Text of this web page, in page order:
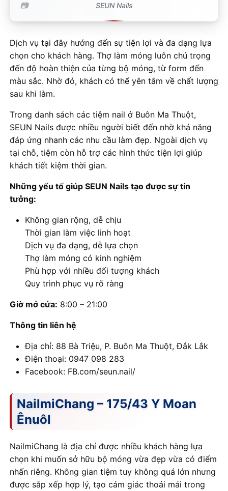
SEUN Nails
Dịch vụ tại đây hướng đến sự tiện lợi và đa dạng lựa
chọn cho khách hàng. Thợ làm móng luôn chú trọng
đến độ hoàn thiện của từng bộ móng, từ form đến
màu sắc. Nhờ đó, khách có thể yên tâm về chất lượng
sau khi làm.
Trong danh sách các tiệm nail ở Buôn Ma Thuột,
SEUN Nails được nhiều người biết đến nhờ khả năng
đáp ứng nhanh các nhu cầu làm đẹp. Ngoài dịch vụ
tại chỗ, tiệm còn hỗ trợ các hình thức tiện lợi giúp
khách tiết kiệm thời gian.
Những yếu tố giúp SEUN Nails tạo được sự tin
tưởng:
Không gian rộng, dễ chịu
Thời gian làm việc linh hoạt
Dịch vụ đa dạng, dễ lựa chọn
Thợ làm móng có kinh nghiệm
Phù hợp với nhiều đối tượng khách
Quy trình phục vụ rõ ràng
Giờ mở cửa: 8:00 – 21:00
Thông tin liên hệ
Địa chỉ: 88 Bà Triệu, P. Buôn Ma Thuột, Đắk Lắk
Điện thoại: 0947 098 283
Facebook: FB.com/seun.nail/
NailmiChang – 175/43 Y Moan
Ênuôl
NailmiChang là địa chỉ được nhiều khách hàng lựa
chọn khi muốn sở hữu bộ móng vừa đẹp vừa có điểm
nhấn riêng. Không gian tiệm tuy không quá lớn nhưng
được sắp xếp hợp lý, tạo cảm giác thoải mái trong